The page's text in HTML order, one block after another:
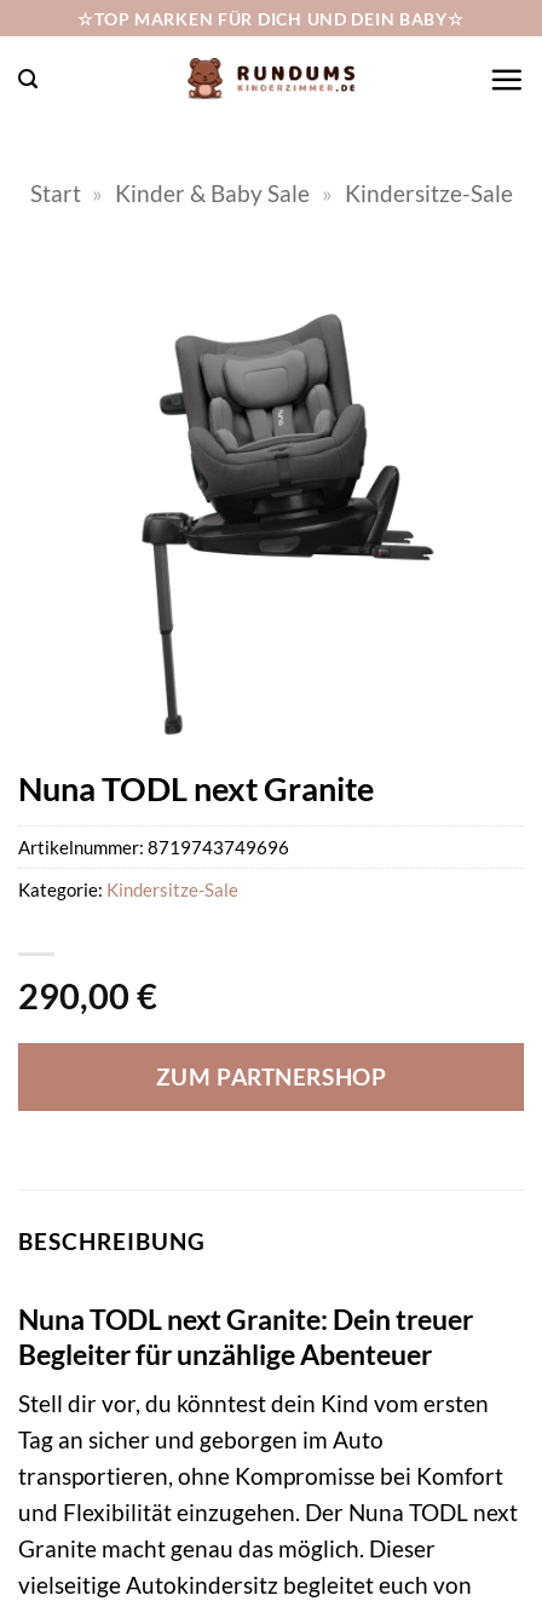
springen
☆TOP MARKEN FÜR DICH UND DEIN BABY☆
Start » Kinder & Baby Sale » Kindersitze-Sale
Nuna TODL next Granite
290,00 €
ZUM PARTNERSHOP
Artikelnummer: 8719743749696
Kategorie: Kindersitze-Sale
BESCHREIBUNG
Nuna TODL next Granite: Dein treuer
Begleiter für unzählige Abenteuer
Stell dir vor, du könntest dein Kind vom ersten
Tag an sicher und geborgen im Auto
transportieren, ohne Kompromisse bei Komfort
und Flexibilität einzugehen. Der Nuna TODL next
Granite macht genau das möglich. Dieser
vielseitige Autokindersitz begleitet euch von